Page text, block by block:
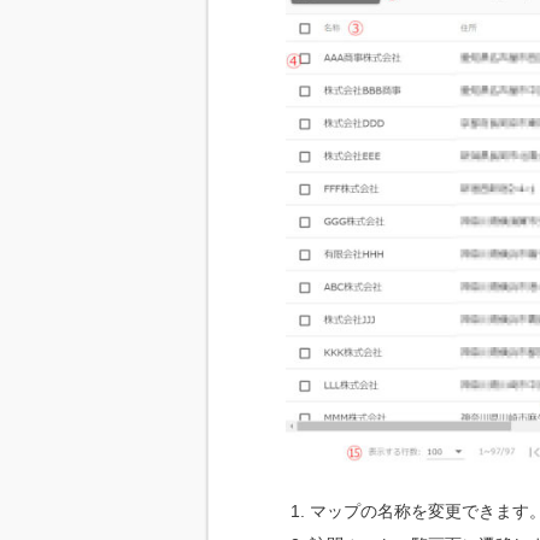
マップの名称を変更できます